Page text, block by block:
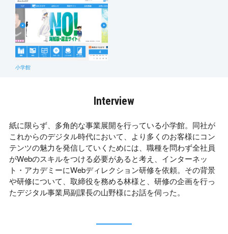
小学館
Interview
紙に限らず、多角的な事業展開を行っている小学館。同社が
これからのデジタル時代において、より多くのお客様にコン
テンツの魅力を発信していくためには、職種を問わず全社員
がWebのスキルをつける必要があると考え、インターネッ
ト・アカデミーにWebディレクション研修を依頼。その背景
や研修について、取締役を務める林様と、研修の企画を行っ
たデジタル事業局副課長の山野様にお話を伺った。